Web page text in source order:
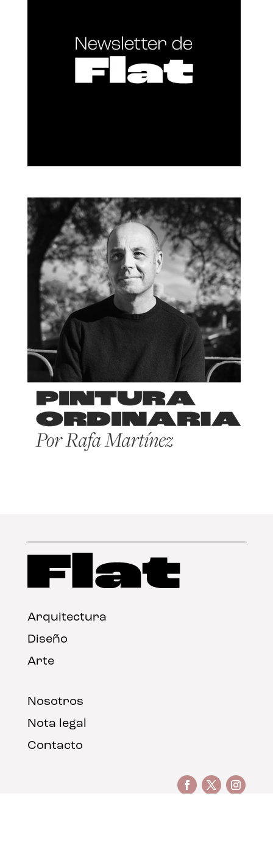
Arquitectura
Diseño
Arte
Nosotros
Nota legal
Contacto